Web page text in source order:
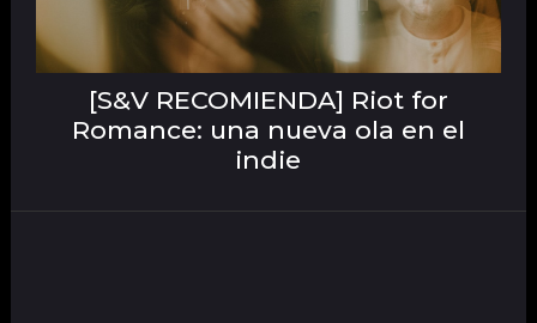
[S&V RECOMIENDA] Riot for
Romance: una nueva ola en el
indie